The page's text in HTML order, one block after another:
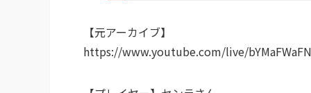
【元アーカイブ】
https://www.youtube.com/live/